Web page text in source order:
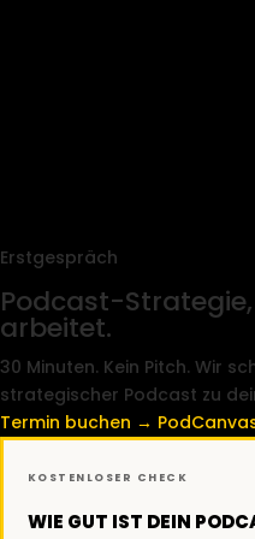
Erstgespräch
Podcast-
arbeitet.
30 Minuten. Kein Pitch. Wir
strategischer Podcast zu
Termin buchen →
KOSTENLOSER CHECK
WIE GUT IST DEIN